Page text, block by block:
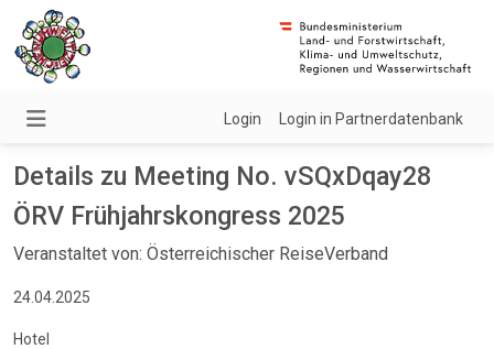
Login Login in Partnerdatenbank
Details zu Meeting No. vSQxDqay28
ÖRV Frühjahrskongress 2025
Veranstaltet von: Österreichischer ReiseVerband
24.04.2025
Hotel